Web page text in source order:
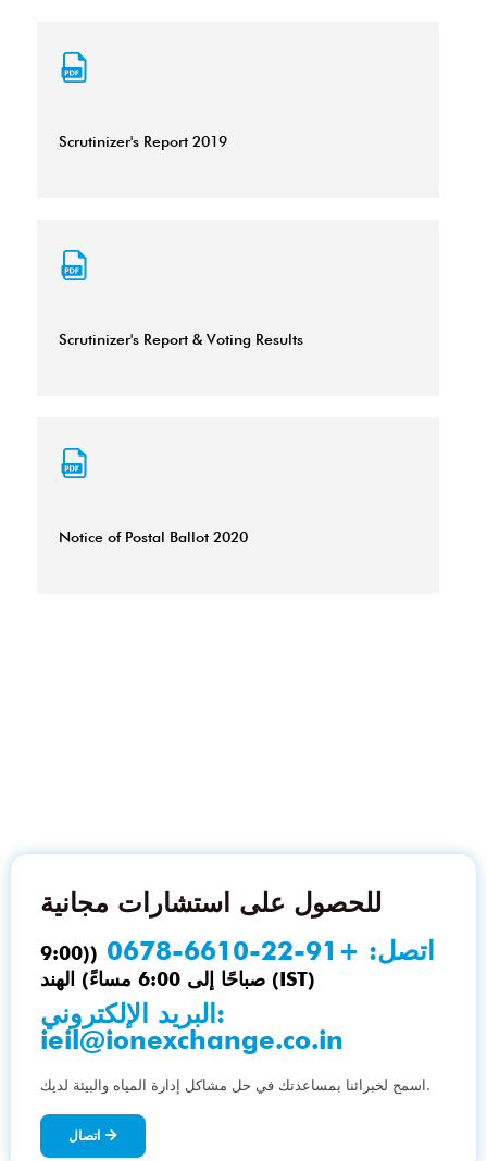
Scrutinizer's Report 2019
Scrutinizer's Report & Voting Results
Notice of Postal Ballot 2020
للحصول على استشارات مجانية
اتصل: +91-22-6610-0678
((9:00
صباحًا إلى 6:00 مساءً) الهند (IST)
البريد الإلكتروني:
ieil@ionexchange.co.in
اسمح لخبرائنا بمساعدتك في حل مشاكل إدارة المياه والبيئة لديك.
اتصال